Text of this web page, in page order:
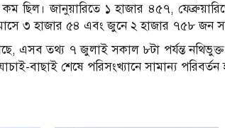
ছিল। জানুয়ারিতে ১ হাজার ৪৫৭,
৩ হাজার ৫৪ এবং জুনে ২ হাজার ৭৫৮ জন
বলেছে, এসব তথ্য ৭ জুলাই সকাল ৮টা পর্যন্ত
বাছাই শেষে পরিসংখ্যানে সামান্য